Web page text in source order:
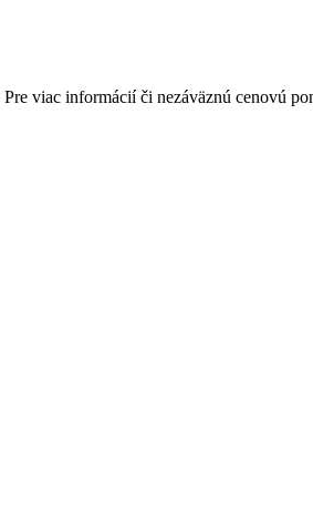
viac informácií či nezáväznú cenovú